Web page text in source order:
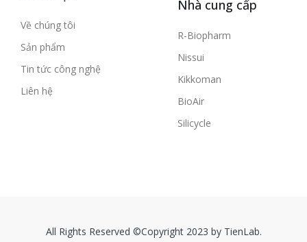
Về chúng tôi
Sản phẩm
Tin tức công nghệ
Liên hệ
Nhà cung cấp
R-Biopharm
Nissui
Kikkoman
BioAir
Silicycle
All Rights Reserved ©Copyright 2023 by TienLab.